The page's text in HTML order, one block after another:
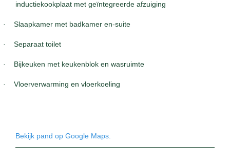
inductiekookplaat met geïntegreerde afzuiging
· Slaapkamer met badkamer en-suite
· Separaat toilet
· Bijkeuken met keukenblok en wasruimte
· Vloerverwarming en vloerkoeling
Bekijk pand op Google Maps.